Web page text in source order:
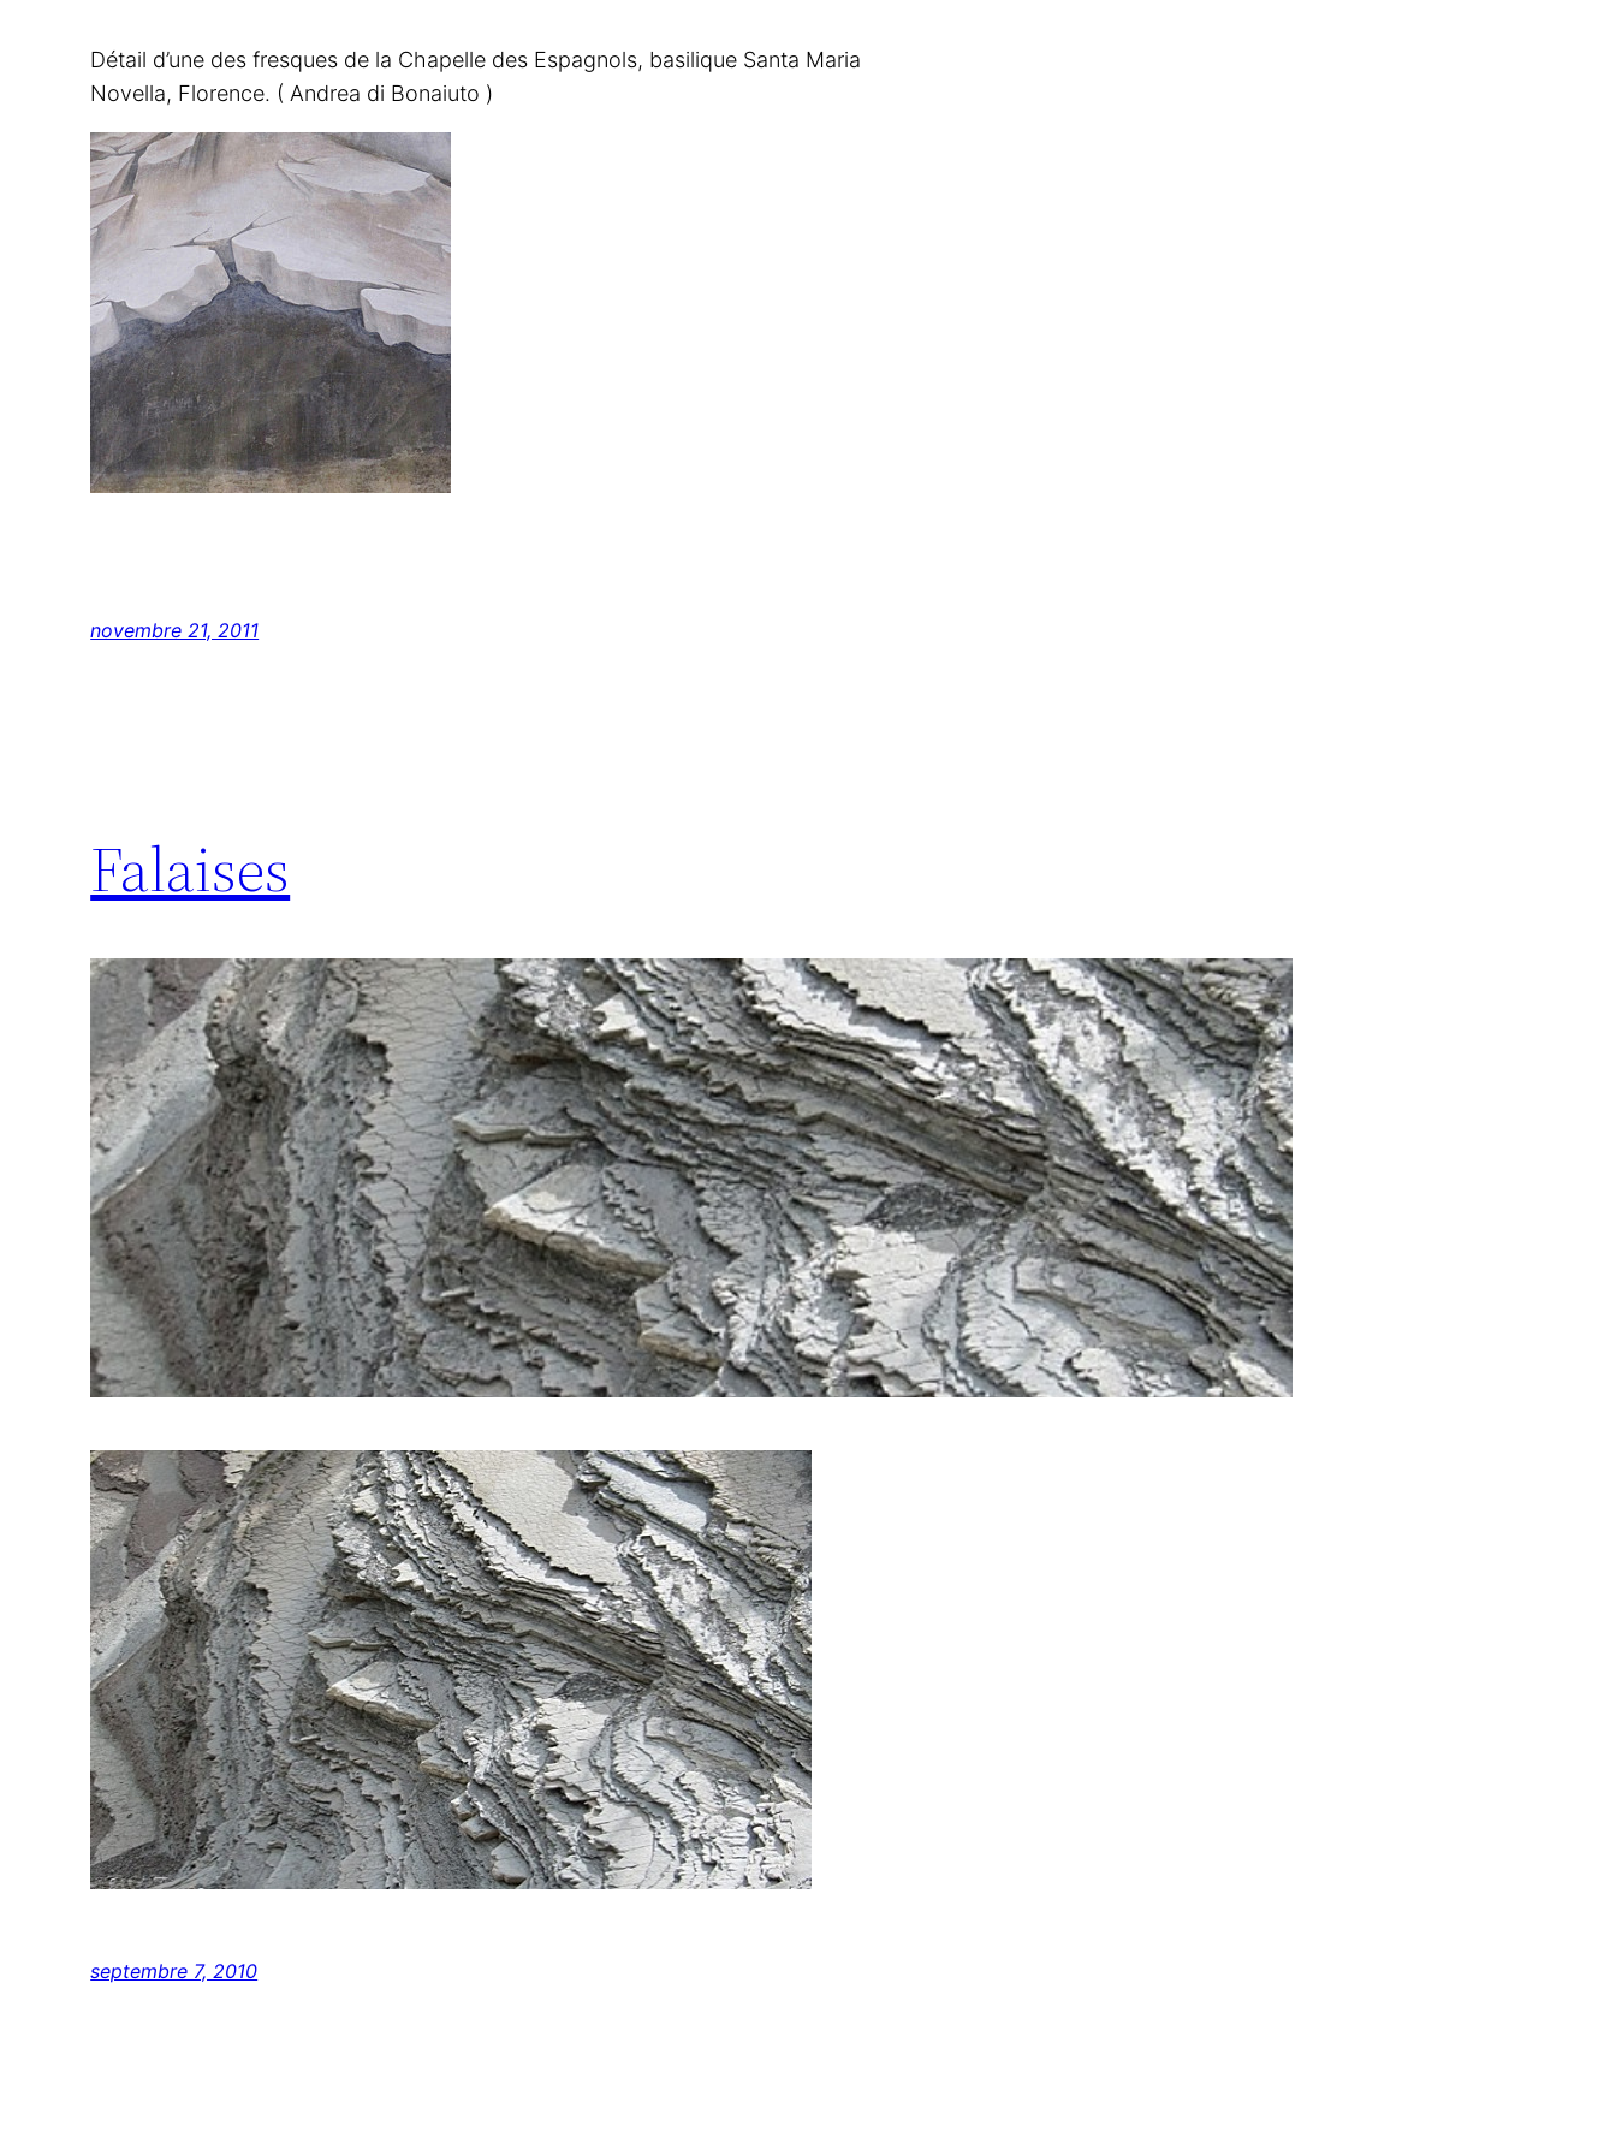
Détail d’une des fresques de la Chapelle des Espagnols, basilique Santa Maria
Novella, Florence. ( Andrea di Bonaiuto )
novembre 21, 2011
Falaises
septembre 7, 2010